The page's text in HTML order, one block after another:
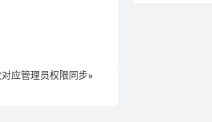
应管理员权限同步»